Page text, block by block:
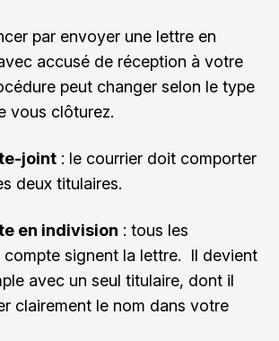
par envoyer une lettre en
accusé de réception à votre
peut changer selon le type
vous clôturez.
joint : le courrier doit comporter
deux titulaires.
en indivision : tous les
compte signent la lettre. Il devient
avec un seul titulaire, dont il
clairement le nom dans votre